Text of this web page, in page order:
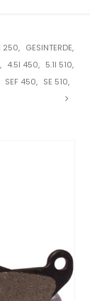
250, GESINTERDE,
, 4.5I 450, 5.1I 510,
SEF 450, SE 510,